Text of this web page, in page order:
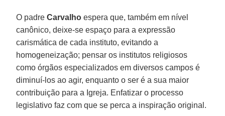
O padreCarvalho espera que, também em nível
canônico, deixe-se espaço para a expressão
carismática de cada instituto, evitando a
homogeneização; pensar os institutos religiosos
como órgãos especializados em diversos campos é
diminuí-los ao agir, enquanto o ser é a sua maior
contribuição para a Igreja. Enfatizar o processo
legislativo faz com que se perca a inspiração original.